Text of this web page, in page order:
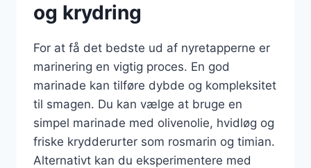
og krydring
For at få det bedste ud af nyretapperne er
marinering en vigtig proces. En god
marinade kan tilføre dybde og kompleksitet
til smagen. Du kan vælge at bruge en
simpel marinade med olivenolie, hvidløg og
friske krydderurter som rosmarin og timian.
Alternativt kan du eksperimentere med